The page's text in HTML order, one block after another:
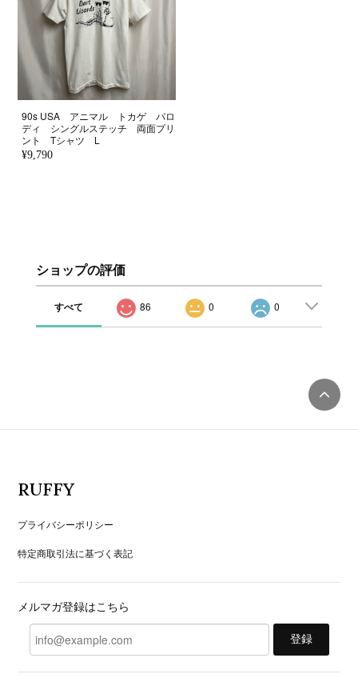
90s USA アニマル トカゲ パロ
ディ シングルステッチ 両面プリ
ント Tシャツ L
¥9,790
ショップの評価
すべて 86 0 0
RUFFY
プライバシーポリシー
特定商取引法に基づく表記
メルマガ登録はこちら
登録